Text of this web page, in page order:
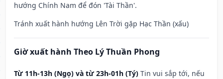
hướng Chính Nam để đón 'Tài Thần'.
Tránh xuất hành hướng Lên Trời gặp Hạc Thần (xấu)
Giờ xuất hành Theo Lý Thuần Phong
Từ 11h-13h (Ngọ) và từ 23h-01h (Tý) Tin vui sắp tới, nếu